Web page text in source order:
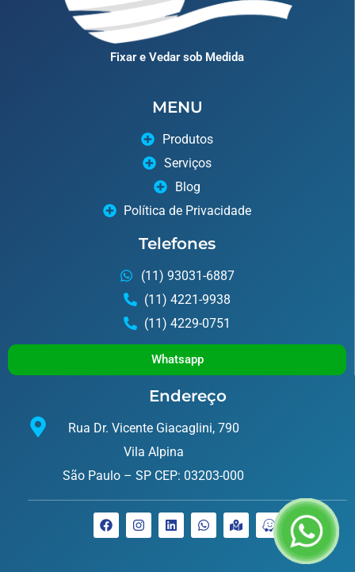
Fixar e Vedar sob Medida
MENU
Produtos
Serviços
Blog
Política de Privacidade
Telefones
(11) 93031-6887
(11) 4221-9938
(11) 4229-0751
Whatsapp
Endereço
Rua Dr. Vicente Giacaglini, 790
Vila Alpina
São Paulo – SP CEP: 03203-000